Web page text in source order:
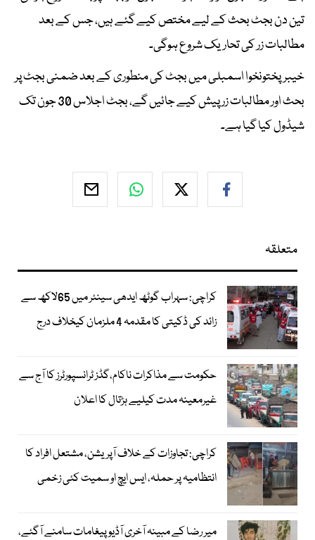
تین دن بجٹ بحث کے لیے مختص کیے گئے ہیں، جس کے بعد
مطالبات زر کی تحاریک شروع ہوگی۔
خیبرپختونخوا اسمبلی میں بجٹ کی منطوری کے بعد ضمنی بجٹ پر
بحث اور مطالبات زر پیش کیے جائیں گے، بجٹ اجلاس 30 جون تک
شیڈول کیا گیا ہے۔
متعلقہ
کراچی: سہراب گوٹھ ایدھی سینٹر میں 65لاکھ سے
زائد کی ڈکیتی کا مقدمہ 4 ملزمان کیخلاف درج
حکومت سے مذاکرات ناکام،گڈز ٹرانسپورٹرز کا آج سے
غیرمعینہ مدت کیلیے ہڑتال کا اعلان
کراچی: تجاوزات کے خلاف آپریشن، مشتعل افراد کا
انتظامیہ پر حملہ، ایس ایچ او سمیت کئی زخمی
میر رضا کے مبینہ آخری آڈیو پیغامات سامنے آگئے،